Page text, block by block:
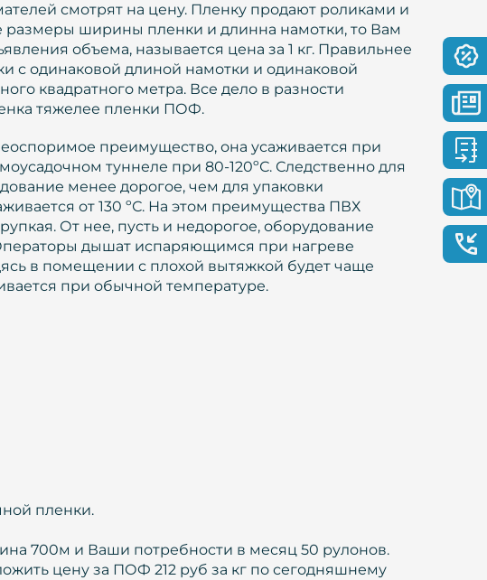
смотрят на цену. Пленку продают роликами и
размеры ширины пленки и длинна намотки, то Вам
объема, называется цена за 1 кг. Правильнее
с одинаковой длиной намотки и одинаковой
квадратного метра. Все дело в разности
тяжелее пленки ПОФ.
преимущество, она усаживается при
туннеле при 80-120ºС. Следственно для
менее дорогое, чем для упаковки
от 130 ºС. На этом преимущества ПВХ
От нее, пусть и недорогое, оборудование
дышат испаряющимся при нагреве
в помещении с плохой вытяжкой будет чаще
при обычной температуре.
пленки.
700м и Ваши потребности в месяц 50 рулонов.
цену за ПОФ 212 руб за кг по сегодняшнему